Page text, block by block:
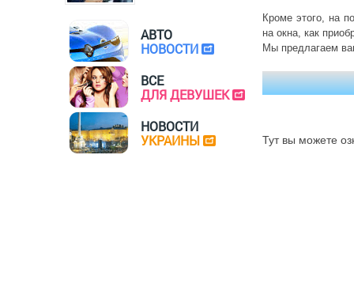
Кроме этого, на
на окна, как
Мы предлагаем
Тут вы можете
АВТО
НОВОСТИ
ВСЕ
ДЛЯ ДЕВУШЕК
НОВОСТИ
УКРАИНЫ